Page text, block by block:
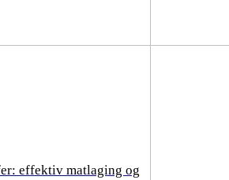
effektiv matlaging og